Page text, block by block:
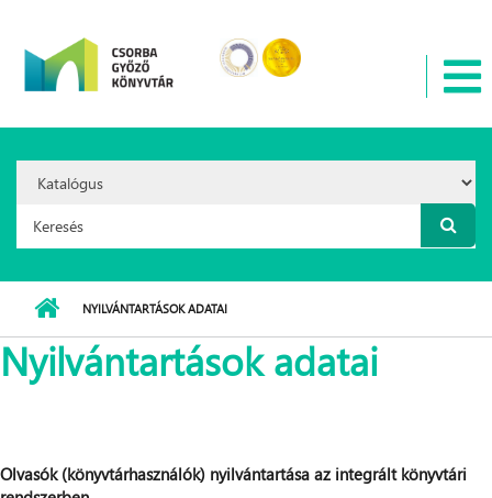
Option:
Keresés űrlap
NYILVÁNTARTÁSOK ADATAI
Nyilvántartások adatai
Olvasók (könyvtárhasználók) nyilvántartása az integrált könyvtári